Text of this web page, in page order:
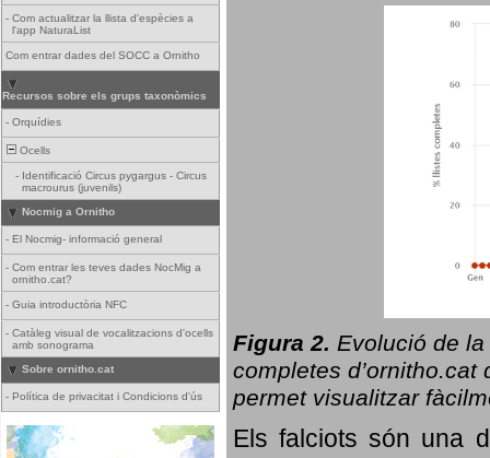
- Com actualitzar la llista d'espècies a
l'app NaturaList
Com entrar dades del SOCC a Ornitho
Recursos sobre els grups taxonòmics
- Orquídies
Ocells
- Identificació Circus pygargus - Circus
macrourus (juvenils)
Nocmig a Ornitho
- El Nocmig- informació general
- Com entrar les teves dades NocMig a
ornitho.cat?
- Guia introductòria NFC
- Catàleg visual de vocalitzacions d'ocells
amb sonograma
Sobre ornitho.cat
- Política de privacitat i Condicions d'ús
Figura 2. Evolució de la
completes d’ornitho.cat
permet visualitzar
Els falciots són una